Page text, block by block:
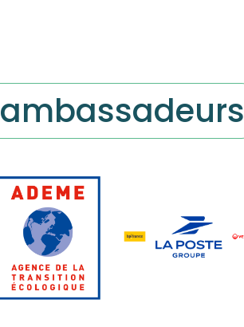
ambassadeurs